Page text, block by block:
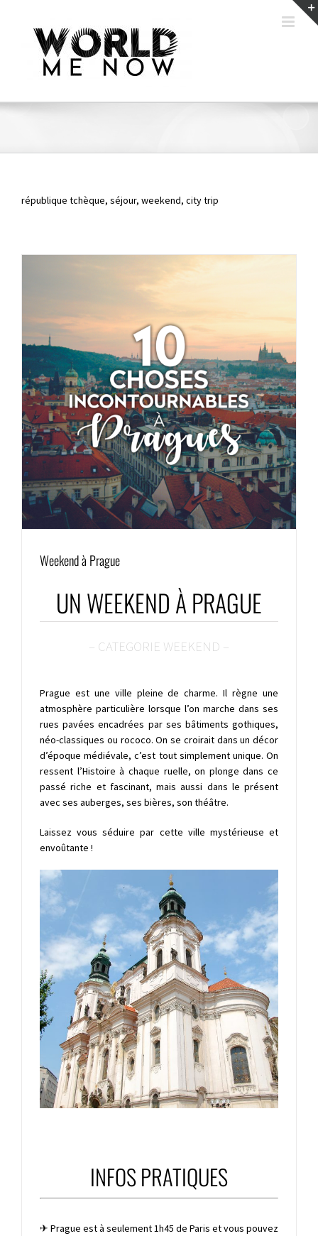
république tchèque, séjour, weekend, city trip
Weekend à Prague
UN WEEKEND À PRAGUE
– CATEGORIE WEEKEND –
Prague est une ville pleine de charme. Il règne une
atmosphère particulière lorsque l’on marche dans ses
rues pavées encadrées par ses bâtiments gothiques,
néo-classiques ou rococo. On se croirait dans un décor
d’époque médiévale, c’est tout simplement unique. On
ressent l’Histoire à chaque ruelle, on plonge dans ce
passé riche et fascinant, mais aussi dans le présent
avec ses auberges, ses bières, son théâtre.
Laissez vous séduire par cette ville mystérieuse et
envoûtante !
INFOS PRATIQUES
✈ Prague est à seulement 1h45 de Paris et vous pouvez